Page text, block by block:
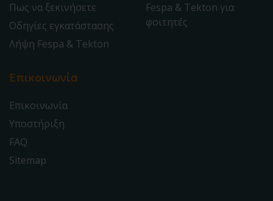
Πως να ξεκινήσετε
Οδηγίες εγκατάστασης
Λήψη Fespa & Tekton
Fespa & Tekton για
φοιτητές
Επικοινωνία
Επικοινωνία
Υποστήριξη
FAQ
Sitemap